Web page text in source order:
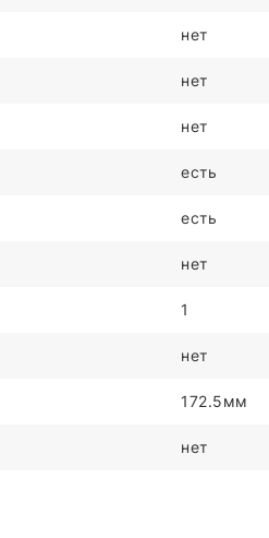
нет
нет
нет
есть
есть
нет
1
нет
172.5мм
нет